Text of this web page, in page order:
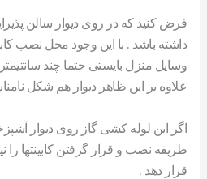
فرض کنید که در روی دیوار سالن
داشته باشد . با این وجود محل نصب
وسایل منزل بایستی حتما چند
علاوه بر این ظاهر دیوار هم شکل
اگر این لوله کشی گاز روی دیوار
طریقه نصب و قرار گرفتن کابینتها را
قرار دهد .